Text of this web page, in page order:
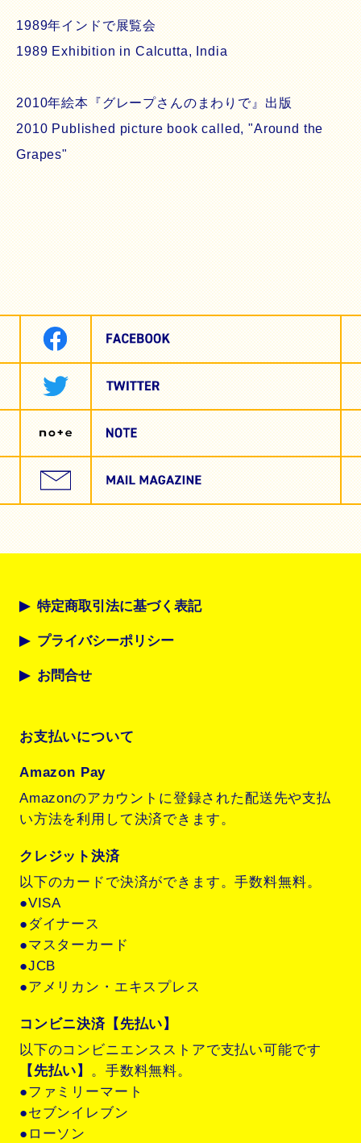
1989年インドで展覧会
1989 Exhibition in Calcutta, India
2010年絵本『グレープさんのまわりで』出版
2010 Published picture book called, "Around the
Grapes"
特定商取引法に基づく表記
プライバシーポリシー
お問合せ
お支払いについて
Amazon Pay
Amazonのアカウントに登録された配送先や支払
い方法を利用して決済できます。
クレジット決済
以下のカードで決済ができます。手数料無料。
●VISA
●ダイナース
●マスターカード
●JCB
●アメリカン・エキスプレス
コンビニ決済【先払い】
以下のコンビニエンスストアで支払い可能です
【先払い】 。手数料無料。
●ファミリーマート
●セブンイレブン
●ローソン